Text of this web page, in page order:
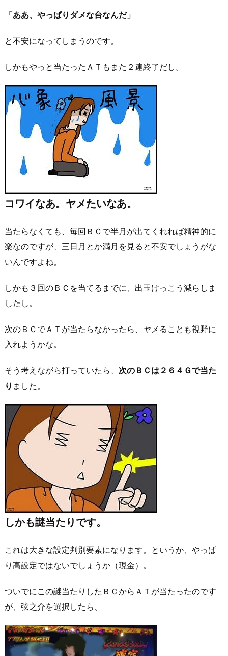
「ああ、やっぱりダメな台なんだ」
と不安になってしまうのです。
しかもやっと当たったＡＴもまた２連終了だし。
コワイなあ。ヤメたいなあ。
当たらなくても、毎回ＢＣで半月が出てくれれば精神的に
楽なのですが、三日月とか満月を見ると不安でしょうがな
いんですよね。
しかも３回のＢＣを当てるまでに、出玉けっこう減らしま
したし。
次のＢＣでＡＴが当たらなかったら、ヤメることも視野に
入れようかな。
そう考えながら打っていたら、 次のＢＣは２６４Ｇで当た
り ました。
しかも謎当たりです。
これは大きな設定判別要素になります。というか、やっぱ
り高設定ではないでしょうか（現金）。
ついでにこの謎当たりしたＢＣからＡＴが当たったのです
が、弦之介を選択したら、